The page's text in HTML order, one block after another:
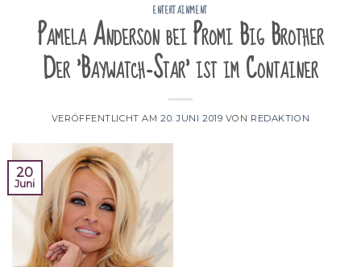
ENTERTAINMENT
Pamela Anderson bei Promi Big Brother
Der 'Baywatch-Star' ist im Container
VERÖFFENTLICHT AM 20. JUNI 2019 VON REDAKTION
20
Juni